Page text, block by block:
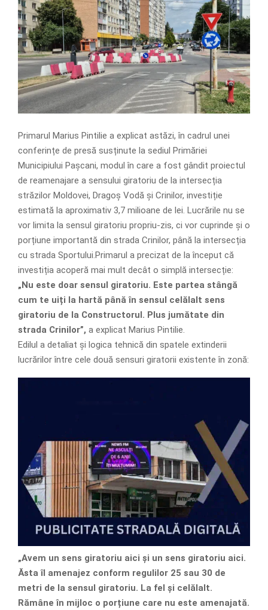
Primarul Marius Pintilie a explicat astăzi, în cadrul unei
conferințe de presă susținute la sediul Primăriei
Municipiului Pașcani, modul în care a fost gândit proiectul
de reamenajare a sensului giratoriu de la intersecția
străzilor Moldovei, Dragoș Vodă și Crinilor, investiție
estimată la aproximativ 3,7 milioane de lei. Lucrările nu se
vor limita la sensul giratoriu propriu-zis, ci vor cuprinde și o
porțiune importantă din strada Crinilor, până la intersecția
cu strada Sportului.Primarul a precizat de la început că
investiția acoperă mai mult decât o simplă intersecție:
„Nu este doar sensul giratoriu. Este partea stângă
cum te uiți la hartă până în sensul celălalt sens
giratoriu de la Constructorul. Plus jumătate din
strada Crinilor”, a explicat Marius Pintilie.
Edilul a detaliat și logica tehnică din spatele extinderii
lucrărilor între cele două sensuri giratorii existente în zonă:
„Avem un sens giratoriu aici și un sens giratoriu aici.
Ăsta îl amenajez conform regulilor 25 sau 30 de
metri de la sensul giratoriu. La fel și celălalt.
Rămâne în mijloc o porțiune care nu este amenajată.